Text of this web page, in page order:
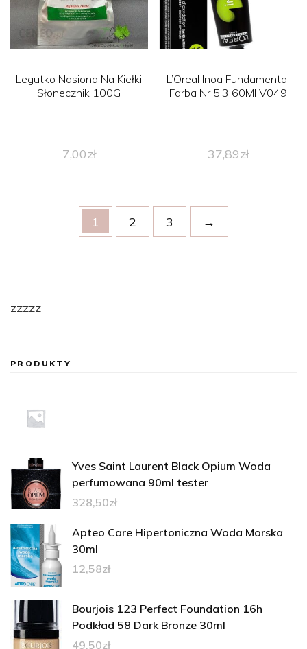
Legutko Nasiona Na Kiełki
Słonecznik 100G
7,00zł
L’Oreal Inoa Fundamental
Farba Nr 5.3 60Ml V049
37,89zł
1 2 3 →
zzzzz
PRODUKTY
Yves Saint Laurent Black Opium Woda
perfumowana 90ml tester
328,50zł
Apteo Care Hipertoniczna Woda Morska
30ml
12,58zł
Bourjois 123 Perfect Foundation 16h
Podkład 58 Dark Bronze 30ml
49,50zł